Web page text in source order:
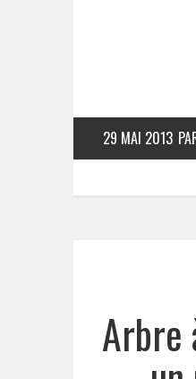
29 MAI 2013
Arbre